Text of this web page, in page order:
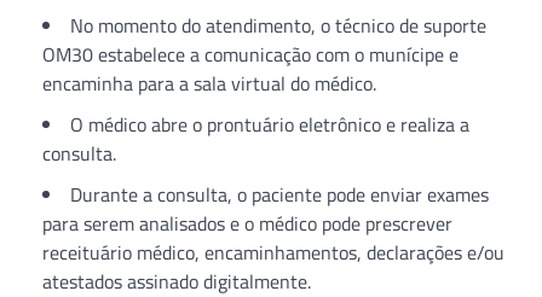
No momento do atendimento, o técnico de suporte
OM30 estabelece a comunicação com o munícipe e
encaminha para a sala virtual do médico.
O médico abre o prontuário eletrônico e realiza a
consulta.
Durante a consulta, o paciente pode enviar exames
para serem analisados e o médico pode prescrever
receituário médico, encaminhamentos, declarações e/ou
atestados assinado digitalmente.